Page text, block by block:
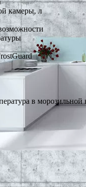
камеры, л
в морозильной